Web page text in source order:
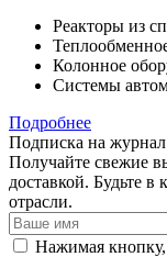
Реакторы из
Колонное
Системы
Подробнее
Подписка на журнал
Получайте свежие
доставкой. Будьте в
отрасли.
Нажимая